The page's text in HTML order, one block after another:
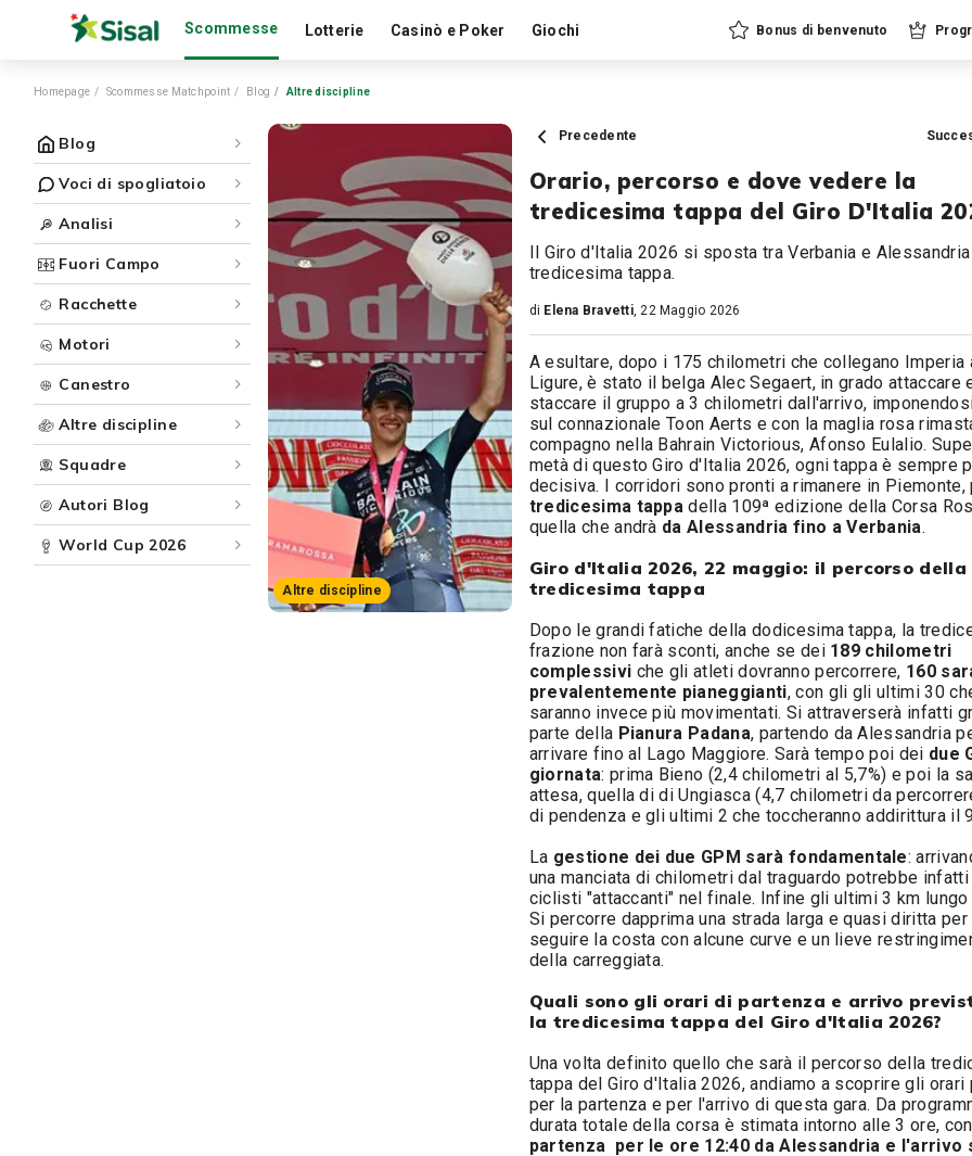
Scommesse Lotterie Casinò e Poker Giochi Bonus di benvenuto
Homepage Scommesse Matchpoint Blog Altre discipline
Blog
Voci di spogliatoio
Analisi
Fuori Campo
Racchette
Motori
Canestro
Altre discipline
Squadre
Autori Blog
World Cup 2026
Altre discipline
Precedente
Orario, percorso e dove vedere la
tredicesima tappa del Giro D'Italia
Il Giro d'Italia 2026 si sposta tra Verbania e
tredicesima tappa.
di Elena Bravetti, 22 Maggio 2026
A esultare, dopo i 175 chilometri che collegano Imperia
Ligure, è stato il belga Alec Segaert, in grado attaccare
staccare il gruppo a 3 chilometri dall'arrivo,
sul connazionale Toon Aerts e con la maglia rosa
compagno nella Bahrain Victorious, Afonso Eulalio.
metà di questo Giro d'Italia 2026, ogni tappa è sempre
decisiva. I corridori sono pronti a rimanere in Piemonte,
tredicesima tappa della 109ª edizione della Corsa
quella che andrà da Alessandria fino a Verbania.
Giro d'Italia 2026, 22 maggio: il percorso della
tredicesima tappa
Dopo le grandi fatiche della dodicesima tappa, la
frazione non farà sconti, anche se dei 189 chilometri
complessivi che gli atleti dovranno percorrere, 160
prevalentemente pianeggianti, con gli gli ultimi 30
saranno invece più movimentati. Si attraverserà infatti
parte della Pianura Padana, partendo da Alessandria
arrivare fino al Lago Maggiore. Sarà tempo poi dei due
giornata: prima Bieno (2,4 chilometri al 5,7%) e poi la
attesa, quella di di Ungiasca (4,7 chilometri da
di pendenza e gli ultimi 2 che toccheranno addirittura il
La gestione dei due GPM sarà fondamentale:
una manciata di chilometri dal traguardo potrebbe
ciclisti "attaccanti" nel finale. Infine gli ultimi 3 km lungo
Si percorre dapprima una strada larga e quasi diritta
seguire la costa con alcune curve e un lieve
della carreggiata.
Quali sono gli orari di partenza e arrivo
la tredicesima tappa del Giro d'Italia 2026?
Una volta definito quello che sarà il percorso della
tappa del Giro d'Italia 2026, andiamo a scoprire gli
per la partenza e per l'arrivo di questa gara. Da
durata totale della corsa è stimata intorno alle 3 ore,
partenza per le ore 12:40 da Alessandria e l'arrivo